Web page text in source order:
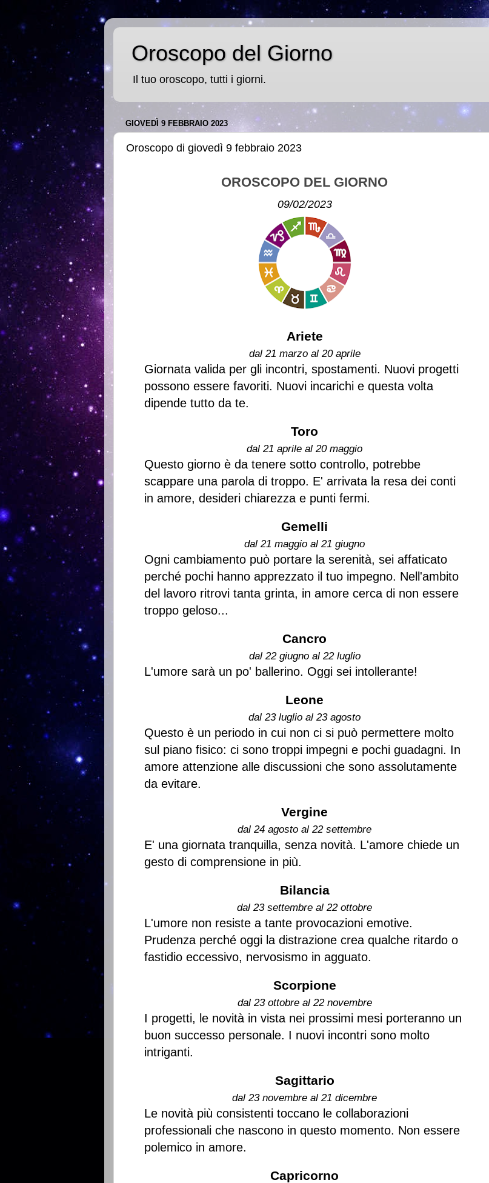
Oroscopo del Giorno
Il tuo oroscopo, tutti i giorni.
GIOVEDÌ 9 FEBBRAIO 2023
Oroscopo di giovedì 9 febbraio 2023
OROSCOPO DEL GIORNO
09/02/2023
Ariete
dal 21 marzo al 20 aprile
Giornata valida per gli incontri, spostamenti. Nuovi progetti
possono essere favoriti. Nuovi incarichi e questa volta
dipende tutto da te.
Toro
dal 21 aprile al 20 maggio
Questo giorno è da tenere sotto controllo, potrebbe
scappare una parola di troppo. E' arrivata la resa dei conti
in amore, desideri chiarezza e punti fermi.
Gemelli
dal 21 maggio al 21 giugno
Ogni cambiamento può portare la serenità, sei affaticato
perché pochi hanno apprezzato il tuo impegno. Nell'ambito
del lavoro ritrovi tanta grinta, in amore cerca di non essere
troppo geloso...
Cancro
dal 22 giugno al 22 luglio
L'umore sarà un po' ballerino. Oggi sei intollerante!
Leone
dal 23 luglio al 23 agosto
Questo è un periodo in cui non ci si può permettere molto
sul piano fisico: ci sono troppi impegni e pochi guadagni. In
amore attenzione alle discussioni che sono assolutamente
da evitare.
Vergine
dal 24 agosto al 22 settembre
E' una giornata tranquilla, senza novità. L'amore chiede un
gesto di comprensione in più.
Bilancia
dal 23 settembre al 22 ottobre
L'umore non resiste a tante provocazioni emotive.
Prudenza perché oggi la distrazione crea qualche ritardo o
fastidio eccessivo, nervosismo in agguato.
Scorpione
dal 23 ottobre al 22 novembre
I progetti, le novità in vista nei prossimi mesi porteranno un
buon successo personale. I nuovi incontri sono molto
intriganti.
Sagittario
dal 23 novembre al 21 dicembre
Le novità più consistenti toccano le collaborazioni
professionali che nascono in questo momento. Non essere
polemico in amore.
Capricorno